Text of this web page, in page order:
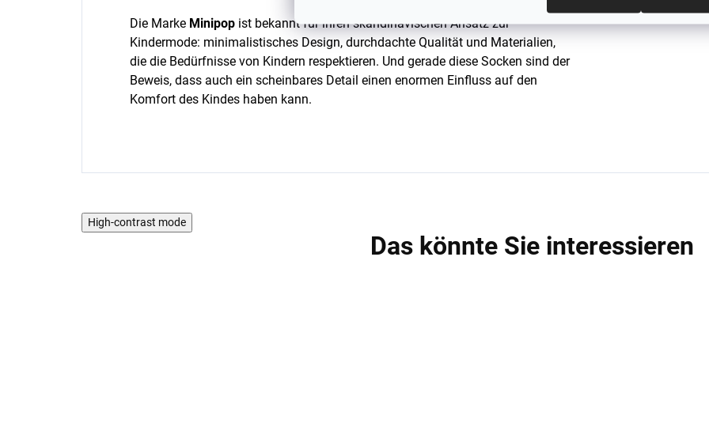
Die Marke Minipop ist bekannt für ihren skandinavischen Ansatz zur
Kindermode: minimalistisches Design, durchdachte Qualität und Materialien,
die die Bedürfnisse von Kindern respektieren. Und gerade diese Socken sind der
Beweis, dass auch ein scheinbares Detail einen enormen Einfluss auf den
Komfort des Kindes haben kann.
High-contrast mode
Das könnte Sie interessieren